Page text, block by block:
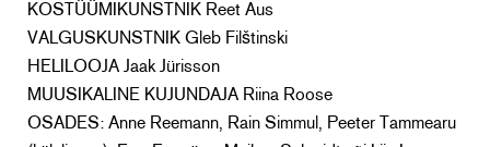
KOSTÜÜMIKUNSTNIK Reet Aus
VALGUSKUNSTNIK Gleb Filštinski
HELILOOJA Jaak Jürisson
MUUSIKALINE KUJUNDAJA Riina Roose
OSADES: Anne Reemann, Rain Simmul, Peeter Tammearu